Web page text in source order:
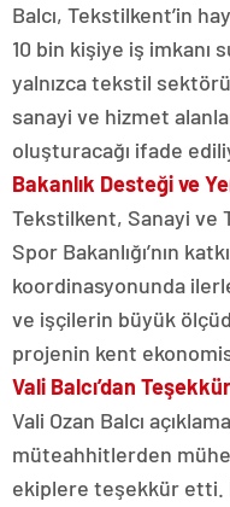
Balcı, Tekstilkent’in
10 bin kişiye iş imkanı
yalnızca tekstil
sanayi ve hizmet
oluşturacağı ifade
Bakanlık Desteği ve
Tekstilkent, Sanayi ve
Spor Bakanlığı’nın
koordinasyonunda
ve işçilerin büyük
projenin kent
Vali Balcı’dan
Vali Ozan Balcı
müteahhitlerden
ekiplere teşekkür etti.